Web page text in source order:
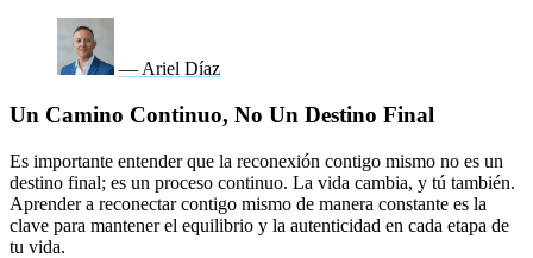
— Ariel Díaz
Un Camino Continuo, No Un Destino Final
Es importante entender que la reconexión contigo mismo no es un
destino final; es un proceso continuo. La vida cambia, y tú también.
Aprender a reconectar contigo mismo de manera constante es la
clave para mantener el equilibrio y la autenticidad en cada etapa de
tu vida.